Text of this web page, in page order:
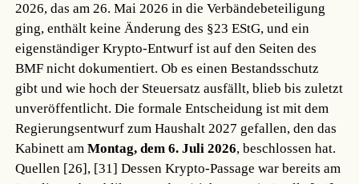
2026, das am 26. Mai 2026 in die Verbändebeteiligung
ging, enthält keine Änderung des §23 EStG, und ein
eigenständiger Krypto-Entwurf ist auf den Seiten des
BMF nicht dokumentiert. Ob es einen Bestandsschutz
gibt und wie hoch der Steuersatz ausfällt, blieb bis zuletzt
unveröffentlicht. Die formale Entscheidung ist mit dem
Regierungsentwurf zum Haushalt 2027 gefallen, den das
Kabinett amMontag, dem 6. Juli 2026, beschlossen hat.
Quellen [26], [31] Dessen Krypto-Passage war bereits am